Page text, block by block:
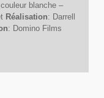
blanche –
Réalisation: Darrell
: Domino Films